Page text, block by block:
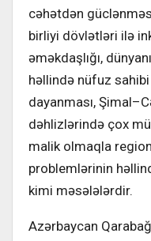
cəhətdən
birliyi dövlətləri ilə
əməkdaşlığı,
həllində nüfuz
dayanması,
dəhlizlərində çox
malik olmaqla
problemlərinin
kimi məsələlərdir.
Azərbaycan